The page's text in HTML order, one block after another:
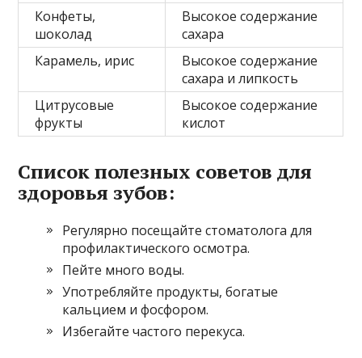
Конфеты,
шоколад
Высокое содержание
сахара
Карамель, ирис
Высокое содержание
сахара и липкость
Цитрусовые
фрукты
Высокое содержание
кислот
Список полезных советов для
здоровья зубов:
Регулярно посещайте стоматолога для
профилактического осмотра.
Пейте много воды.
Употребляйте продукты, богатые
кальцием и фосфором.
Избегайте частого перекуса.